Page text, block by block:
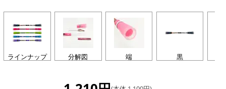
ラインナップ 分解図 端 黒